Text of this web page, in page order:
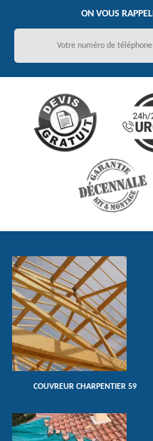
ON VOUS
COUVREUR CHARPENTIER 59